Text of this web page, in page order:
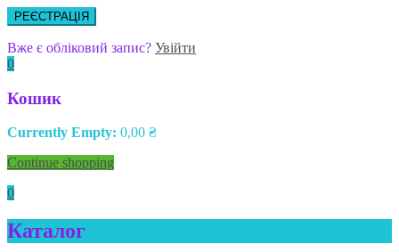
РЕЄСТРАЦІЯ
Вже є обліковий запис? Увійти
0
Кошик
Currently Empty: 0,00 ₴
Continue shopping
0
Каталог